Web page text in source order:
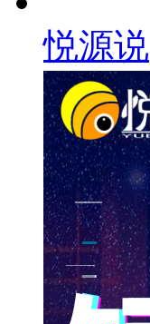
悦源说